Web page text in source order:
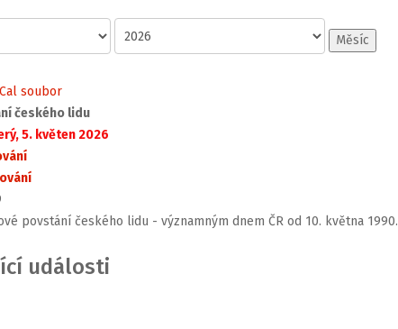
Měsíc
českého lidu
5. květen 2026
povstání českého lidu - významným dnem ČR od 10. května 1990.
události